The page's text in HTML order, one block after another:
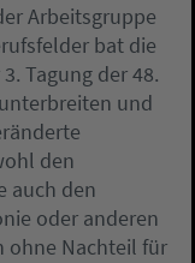
Arbeitsgruppe
bat die
Tagung der 48.
und
den
auch den
oder anderen
ohne Nachteil für